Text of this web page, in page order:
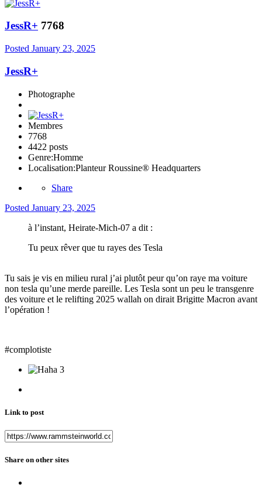
JessR+ 7768
Posted January 23, 2025
JessR+
Photographe
Membres
7768
4422 posts
Genre:Homme
Localisation:Planteur Roussine® Headquarters
Share
Posted January 23, 2025
à l’instant, Heirate-Mich-07 a dit :
Tu peux rêver que tu rayes des Tesla
Tu sais je vis en milieu rural j’ai plutôt peur qu’on raye ma voiture
non tesla qu’une merde pareille. Les Tesla sont un peu le transgenre
des voiture et le relifting 2025 wallah on dirait Brigitte Macron avant
l’opération !
#complotiste
3
Link to post
Share on other sites